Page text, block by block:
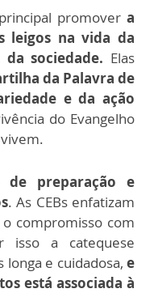
promover a
leigos na vida da
sociedade. Elas
da Palavra de
e da ação
do Evangelho
de preparação e
. As CEBs enfatizam
compromisso com
isso a catequese
e cuidadosa, e
está associada à